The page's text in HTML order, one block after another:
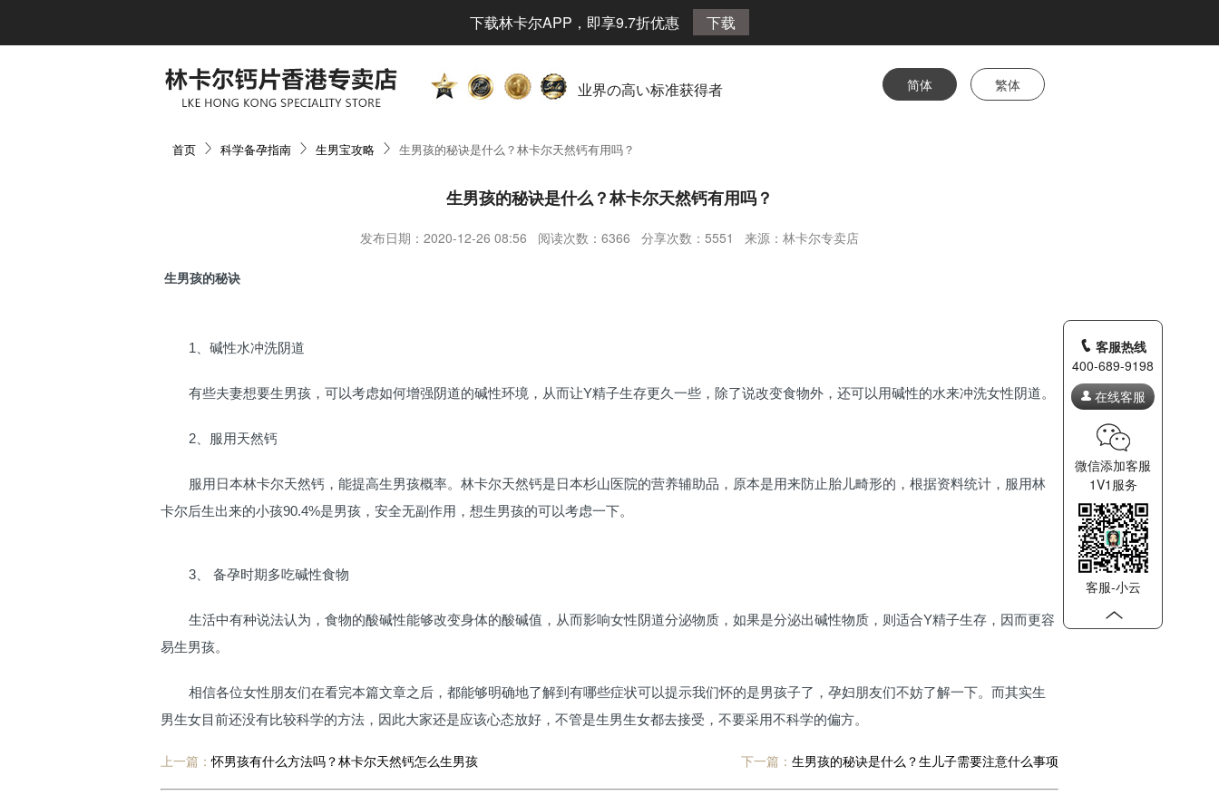
下载林卡尔APP，即享9.7折优惠 下载
业界の高い标准获得者 简体 繁体
首页 科学备孕指南 生男宝攻略 生男孩的秘诀是什么？林卡尔天然钙有用吗？
生男孩的秘诀是什么？林卡尔天然钙有用吗？
发布日期：2020-12-26 08:56 阅读次数：6366 分享次数：5551 来源：林卡尔专卖店
生男孩的秘诀
1、碱性水冲洗阴道
有些夫妻想要生男孩，可以考虑如何增强阴道的碱性环境，从而让Y精子生存更久一些，除了说改变食物外，还可以用碱性的水来冲洗女性阴道。
2、服用天然钙
服用日本林卡尔天然钙，能提高生男孩概率。林卡尔天然钙是日本杉山医院的营养辅助品，原本是用来防止胎儿畸形的，根据资料统计，服用林
卡尔后生出来的小孩90.4%是男孩，安全无副作用，想生男孩的可以考虑一下。
3、 备孕时期多吃碱性食物
生活中有种说法认为，食物的酸碱性能够改变身体的酸碱值，从而影响女性阴道分泌物质，如果是分泌出碱性物质，则适合Y精子生存，因而更容
易生男孩。
相信各位女性朋友们在看完本篇文章之后，都能够明确地了解到有哪些症状可以提示我们怀的是男孩子了，孕妇朋友们不妨了解一下。而其实生
男生女目前还没有比较科学的方法，因此大家还是应该心态放好，不管是生男生女都去接受，不要采用不科学的偏方。
上一篇：怀男孩有什么方法吗？林卡尔天然钙怎么生男孩 下一篇： 生男孩的秘诀是什么？生儿子需要注意什么事项
客服热线
400-689-9198
在线客服
微信添加客服
1V1服务
客服-小云